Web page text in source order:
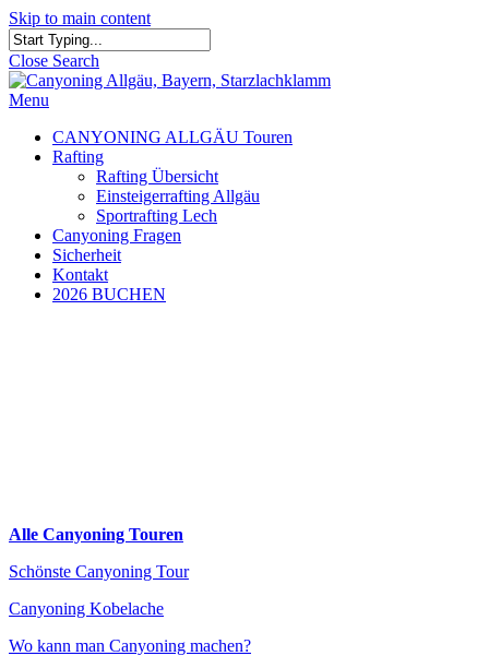
Skip to main content
Close Search
Menu
CANYONING ALLGÄU Touren
Rafting
Rafting Übersicht
Einsteigerrafting Allgäu
Sportrafting Lech
Canyoning Fragen
Sicherheit
Kontakt
2026 BUCHEN
Alle Canyoning Touren
Schönste Canyoning Tour
Canyoning Kobelache
Wo kann man Canyoning machen?